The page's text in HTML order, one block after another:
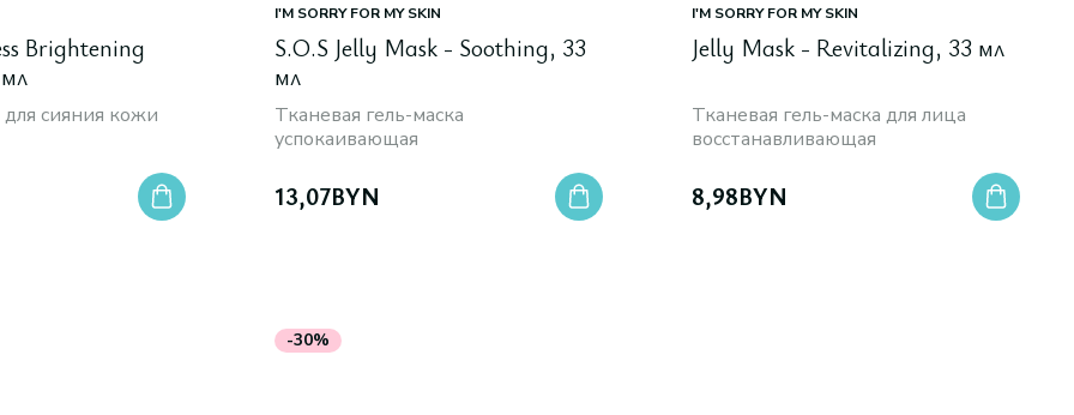
Brightening
сияния кожи
I'M SORRY FOR MY SKIN
S.O.S Jelly Mask - Soothing, 33
мл
Тканевая гель-маска
успокаивающая
13,07BYN
I'M SORRY FOR MY SKIN
Jelly Mask - Revitalizing, 33 мл
Тканевая гель-маска для лица
восстанавливающая
8,98BYN
-30%